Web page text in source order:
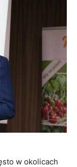
w okolicach